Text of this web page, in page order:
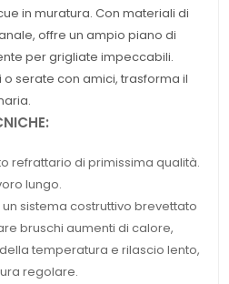
in muratura. Con materiali di
offre un ampio piano di
per grigliate impeccabili.
serate con amici, trasforma il
refrattario di primissima qualità.
lungo.
sistema costruttivo brevettato
bruschi aumenti di calore,
temperatura e rilascio lento,
regolare.